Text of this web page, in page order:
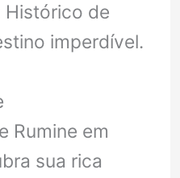
Histórico de
imperdível.
Rumine em
sua rica